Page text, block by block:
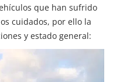
que han sufrido
cuidados, por ello la
y estado general: